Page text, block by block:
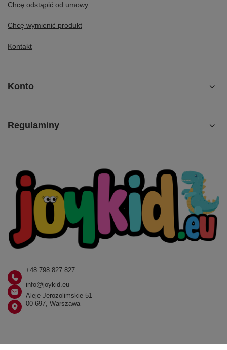
Chcę odstąpić od umowy
Chcę wymienić produkt
Kontakt
Konto
Regulaminy
+48 798 827 827
info@joykid.eu
Aleje Jerozolimskie 51
00-697, Warszawa